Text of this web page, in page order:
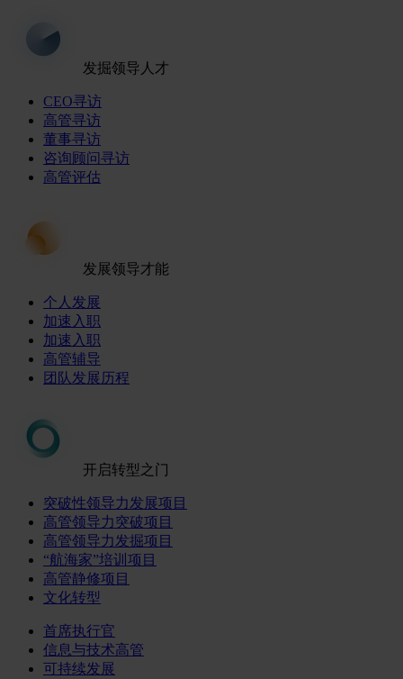
发掘领导人才
CEO寻访
高管寻访
董事寻访
咨询顾问寻访
高管评估
发展领导才能
个人发展
加速入职
加速入职
高管辅导
团队发展历程
开启转型之门
突破性领导力发展项目
高管领导力突破项目
高管领导力发掘项目
“航海家”培训项目
高管静修项目
文化转型
首席执行官
信息与技术高管
可持续发展